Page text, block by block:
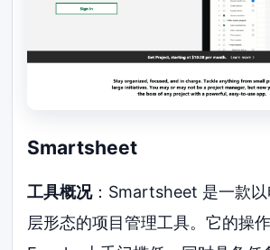
Smartsheet
工具概况：Smartsheet 是一款
层形态的项目管理工具。它的操